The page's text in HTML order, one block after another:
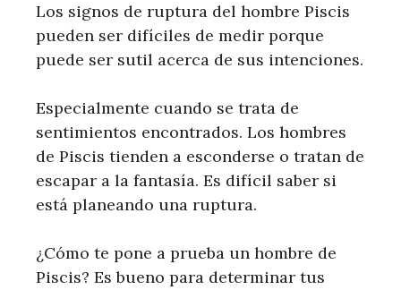
Los signos de ruptura del hombre Piscis
pueden ser difíciles de medir porque
puede ser sutil acerca de sus intenciones.
Especialmente cuando se trata de
sentimientos encontrados. Los hombres
de Piscis tienden a esconderse o tratan de
escapar a la fantasía. Es difícil saber si
está planeando una ruptura.
¿Cómo te pone a prueba un hombre de
Piscis? Es bueno para determinar tus